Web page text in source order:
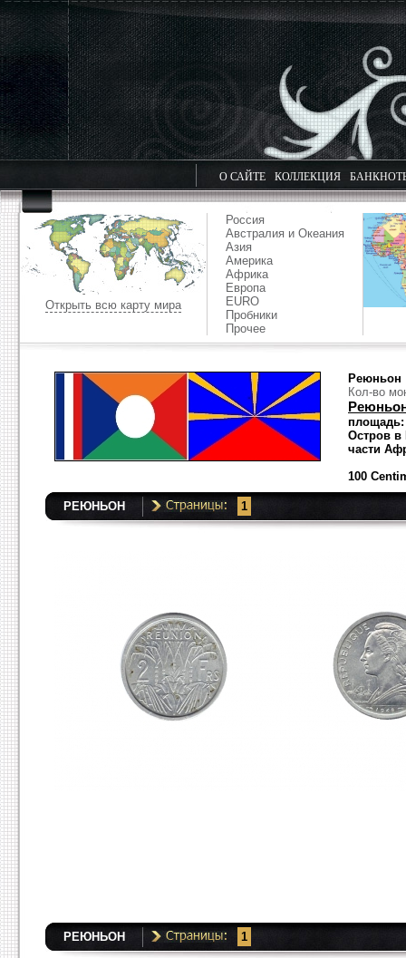
О САЙТЕ КОЛЛЕКЦИЯ
Открыть всю карту мира
Россия
Австралия и Океания
Азия
Америка
Африка
Европа
EURO
Пробники
Прочее
Реюньон
Кол-во
площадь:
Остров в
части
100
РЕЮНЬОН 1
РЕЮНЬОН 1